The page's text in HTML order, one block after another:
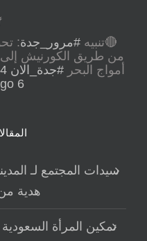
🔴تنبيه #مرور_جدة:
من طريق الكورنيش إلى
أمواج البحر #جدة_الان
6 years ago
سيدات المجتمع لـ
هدية
تمكين المرأة السعودية